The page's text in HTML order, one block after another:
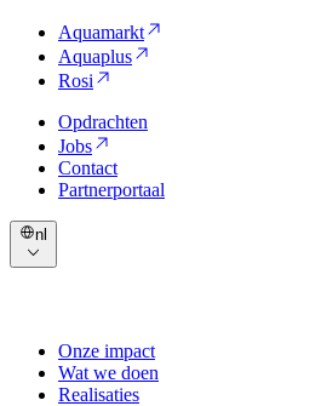
Aquamarkt
Aquaplus
Rosi
Opdrachten
Jobs
Contact
Partnerportaal
nl
Onze impact
Wat we doen
Realisaties